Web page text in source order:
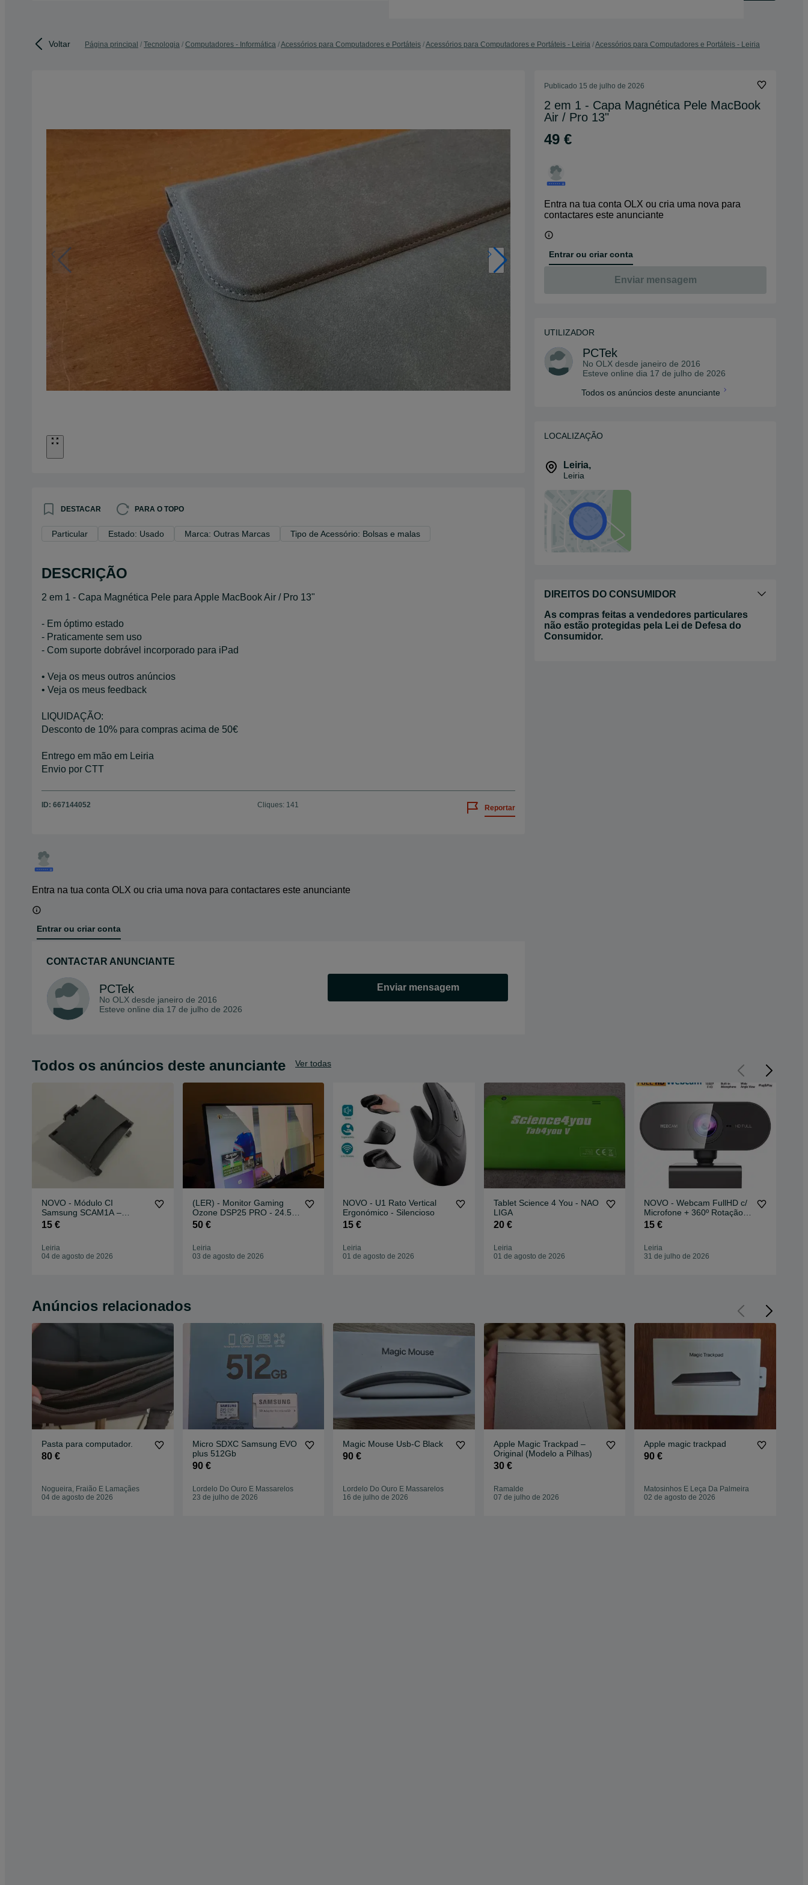
Voltar Página principal Tecnologia Computadores - Informática Acessórios para Computadores e Portáteis Acessórios para Computadores e Portáteis - Leiria Acessórios para Computadores e Portáteis - Leiria
DESTACAR PARA O TOPO
Particular Estado: Usado Marca: Outras Marcas Tipo de Acessório: Bolsas e malas
DESCRIÇÃO
2 em 1 - Capa Magnética Pele para Apple MacBook Air / Pro 13"
- Em óptimo estado
- Praticamente sem uso
- Com suporte dobrável incorporado para iPad
• Veja os meus outros anúncios
• Veja os meus feedback
LIQUIDAÇÃO:
Desconto de 10% para compras acima de 50€
Entrego em mão em Leiria
Envio por CTT
ID: 667144052 Cliques: 141 Reportar
Entra na tua conta OLX ou cria uma nova para contactares este anunciante
Entrar ou criar conta
CONTACTAR ANUNCIANTE
PCTek
No OLX desde janeiro de 2016
Esteve online dia 17 de julho de 2026
Enviar mensagem
Publicado 15 de julho de 2026
2 em 1 - Capa Magnética Pele MacBook
Air / Pro 13"
49 €
Entra na tua conta OLX ou cria uma nova para
contactares este anunciante
Entrar ou criar conta
Enviar mensagem
UTILIZADOR
PCTek
No OLX desde janeiro de 2016
Esteve online dia 17 de julho de 2026
Todos os anúncios deste anunciante
LOCALIZAÇÃO
Leiria,
Leiria
DIREITOS DO CONSUMIDOR
As compras feitas a vendedores particulares
não estão protegidas pela Lei de Defesa do
Consumidor.
Todos os anúncios deste anunciante Ver todas
NOVO - Módulo CI
Samsung SCAM1A –
Common Interface 5V para
15 €
Leiria
04 de agosto de 2026
(LER) - Monitor Gaming
Ozone DSP25 PRO - 24.5" -
144Hz
50 €
Leiria
03 de agosto de 2026
NOVO - U1 Rato Vertical
Ergonómico - Silencioso
15 €
Leiria
01 de agosto de 2026
Tablet Science 4 You - NAO
LIGA
20 €
Leiria
01 de agosto de 2026
NOVO - Webcam FullHD c/
Microfone + 360º Rotação +
Tampa Privacidade
15 €
Leiria
31 de julho de 2026
Anúncios relacionados
Pasta para computador.
80 €
Nogueira, Fraião E Lamaçães
04 de agosto de 2026
Micro SDXC Samsung EVO
plus 512Gb
90 €
Lordelo Do Ouro E Massarelos
23 de julho de 2026
Magic Mouse Usb-C Black
90 €
Lordelo Do Ouro E Massarelos
16 de julho de 2026
Apple Magic Trackpad –
Original (Modelo a Pilhas)
30 €
Ramalde
07 de julho de 2026
Apple magic trackpad
90 €
Matosinhos E Leça Da Palmeira
02 de agosto de 2026